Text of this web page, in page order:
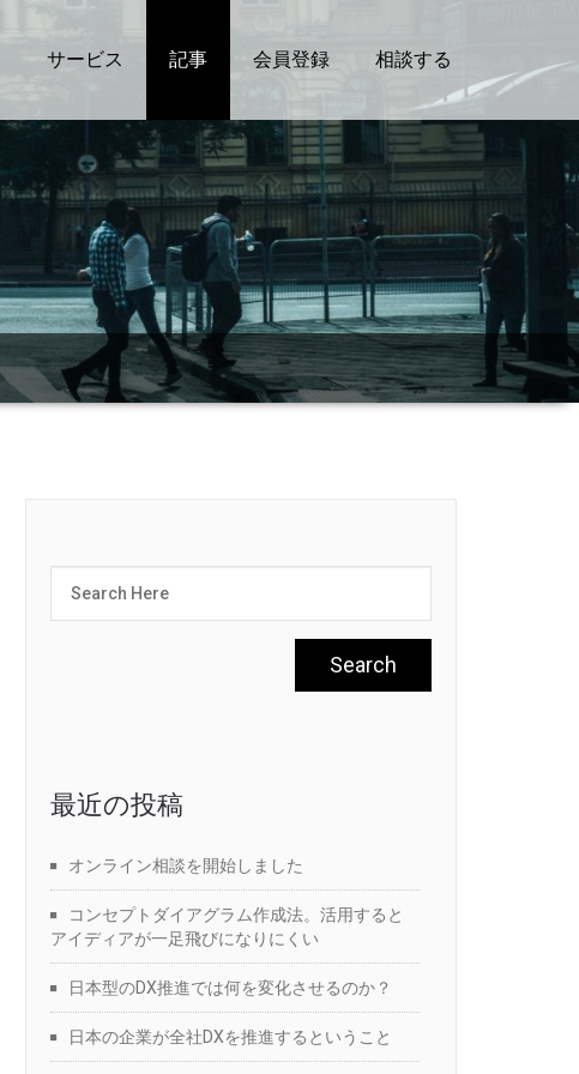
サービス 記事 会員登録 相談する
最近の投稿
オンライン相談を開始しました
コンセプトダイアグラム作成法。活用すると
アイディアが一足飛びになりにくい
日本型のDX推進では何を変化させるのか？
日本の企業が全社DXを推進するということ